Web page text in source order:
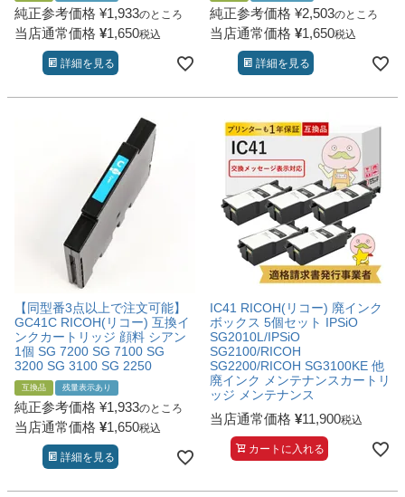
純正参考価格 ¥1,933のところ
当店通常価格 ¥1,650税込
詳細を見る
純正参考価格 ¥2,503のところ
当店通常価格 ¥1,650税込
詳細を見る
【同型番3点以上で注文可能】
GC41C RICOH(リコー) 互換イ
ンクカートリッジ 顔料 シアン
1個 SG 7200 SG 7100 SG
3200 SG 3100 SG 2250
互換品 残量表示あり
純正参考価格 ¥1,933のところ
当店通常価格 ¥1,650税込
詳細を見る
IC41 RICOH(リコー) 廃インク
ボックス 5個セット IPSiO
SG2010L/IPSiO
SG2100/RICOH
SG2200/RICOH SG3100KE 他
廃インク メンテナンスカートリ
ッジ メンテナンス
当店通常価格 ¥11,900税込
カートに入れる